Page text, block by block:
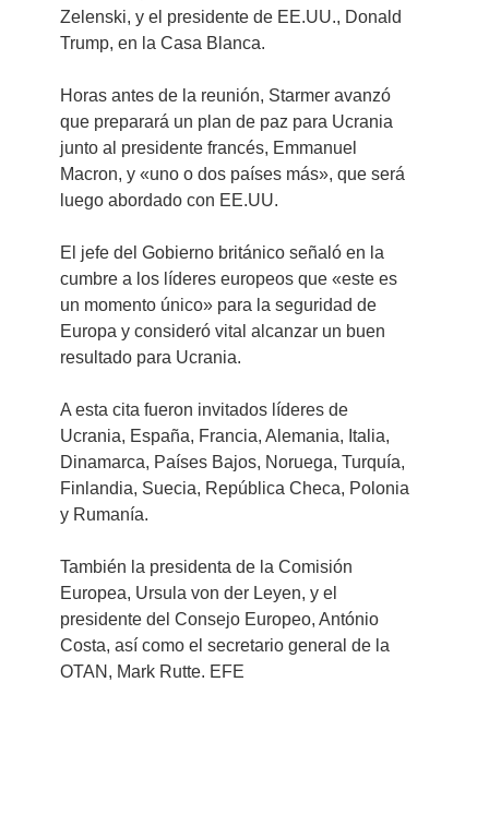
Zelenski, y el presidente de EE.UU., Donald
Trump, en la Casa Blanca.
Horas antes de la reunión, Starmer avanzó
que preparará un plan de paz para Ucrania
junto al presidente francés, Emmanuel
Macron, y «uno o dos países más», que será
luego abordado con EE.UU.
El jefe del Gobierno británico señaló en la
cumbre a los líderes europeos que «este es
un momento único» para la seguridad de
Europa y consideró vital alcanzar un buen
resultado para Ucrania.
A esta cita fueron invitados líderes de
Ucrania, España, Francia, Alemania, Italia,
Dinamarca, Países Bajos, Noruega, Turquía,
Finlandia, Suecia, República Checa, Polonia
y Rumanía.
También la presidenta de la Comisión
Europea, Ursula von der Leyen, y el
presidente del Consejo Europeo, António
Costa, así como el secretario general de la
OTAN, Mark Rutte. EFE